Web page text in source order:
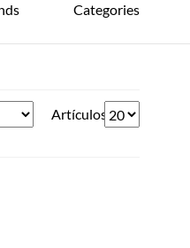
Categories
Artículos